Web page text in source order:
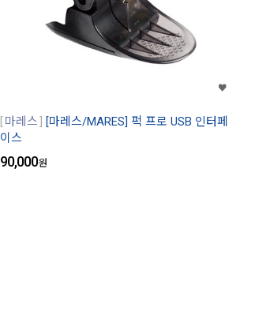
마레스
[마레스/MARES] 퍽 프로 USB 인터페
이스
90,000원